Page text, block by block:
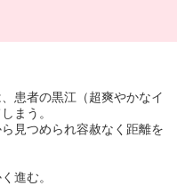
患者の黒江（超爽やかなイ
まう。
見つめられ容赦なく距離を
進む。